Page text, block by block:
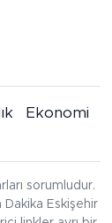
Ekonomi
sorumludur.
Eskişehir